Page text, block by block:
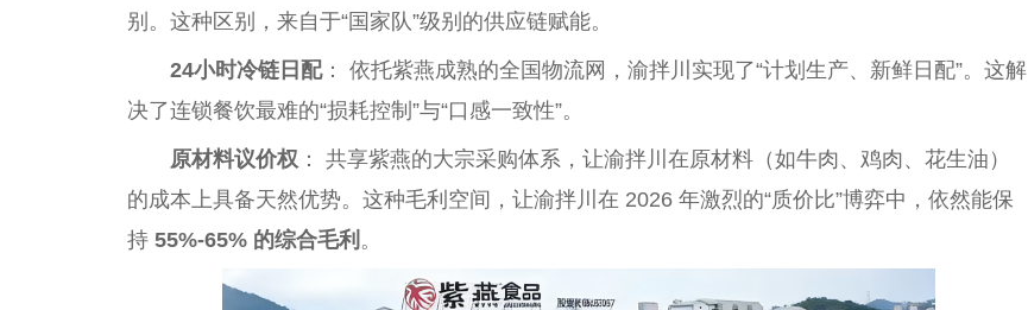
别。这种区别，来自于“国家队”级别的供应链赋能。
24小时冷链日配： 依托紫燕成熟的全国物流网，渝拌川实现了“计划生产、新鲜日配”。这解
决了连锁餐饮最难的“损耗控制”与“口感一致性”。
原材料议价权 ： 共享紫燕的大宗采购体系，让渝拌川在原材料（如牛肉、鸡肉、花生油）
的成本上具备天然优势。这种毛利空间，让渝拌川在 2026 年激烈的“质价比”博弈中，依然能保
持 55%-65% 的综合毛利 。